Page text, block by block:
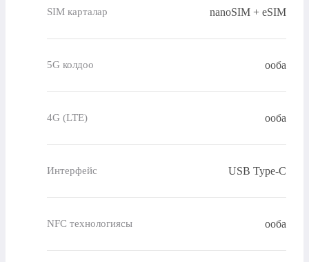
SIM карталар nanoSIM + eSIM
5G колдоо ооба
4G (LTE) ооба
Интерфейс USB Type-C
NFC технологиясы ооба